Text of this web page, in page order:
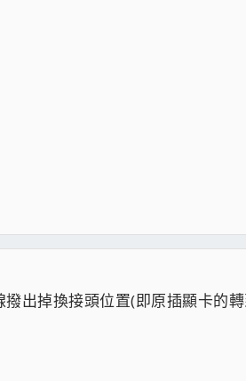
出掉換接頭位置(即原插顯卡的